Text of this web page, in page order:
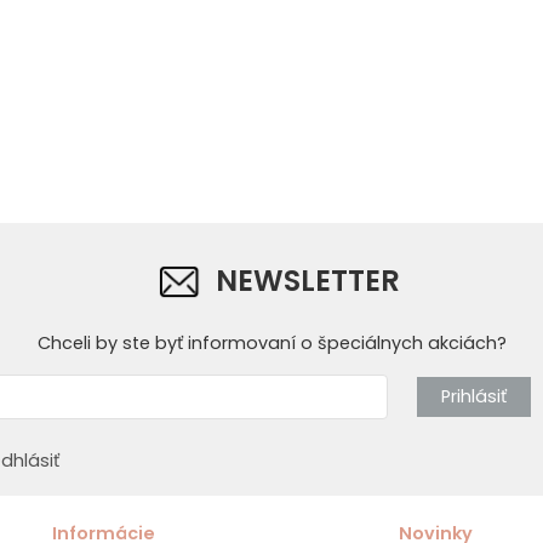
NEWSLETTER
Chceli by ste byť informovaní o špeciálnych akciách?
Prihlásiť
Informácie Novinky